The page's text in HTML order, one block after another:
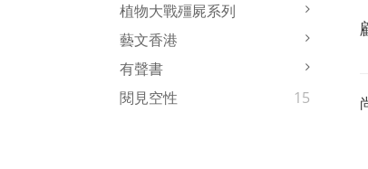
植物大戰殭屍系列
藝文香港
有聲書
閱見空性
15